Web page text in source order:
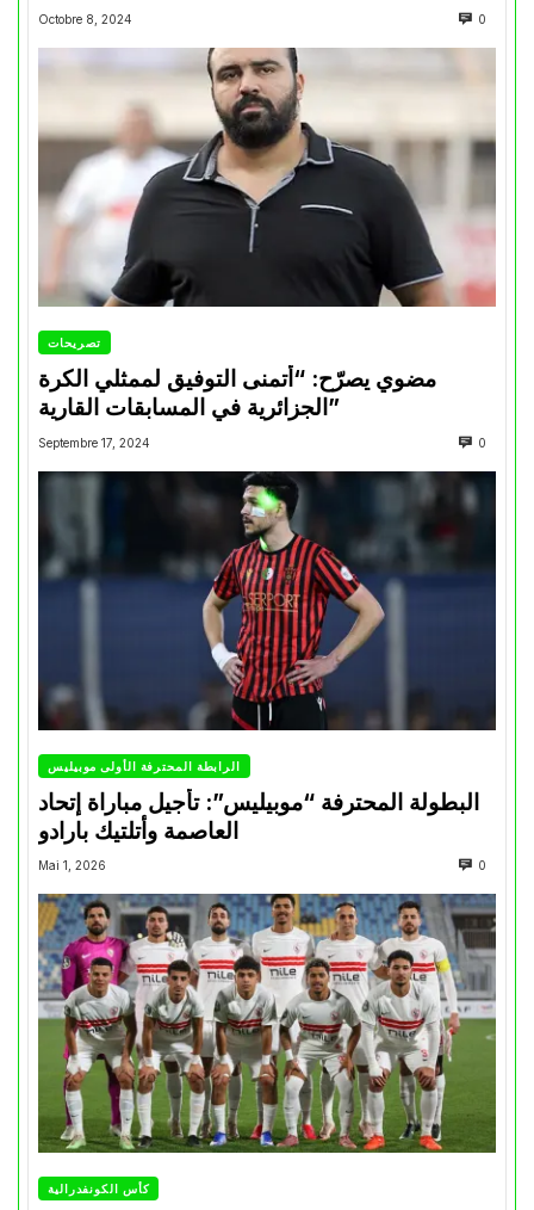
Octobre 8, 2024 0
تصريحات
مضوي يصرّح: “أتمنى التوفيق لممثلي الكرة
الجزائرية في المسابقات القارية”
Septembre 17, 2024 0
الرابطة المحترفة الأولى موبيليس
البطولة المحترفة “موبيليس”: تأجيل مباراة إتحاد
العاصمة وأتلتيك بارادو
Mai 1, 2026 0
كأس الكونفدرالية